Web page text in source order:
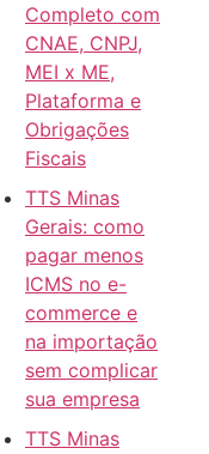
Completo com
CNAE, CNPJ,
MEI x ME,
Plataforma e
Obrigações
Fiscais
TTS Minas
Gerais: como
pagar menos
ICMS no e-
commerce e
na importação
sem complicar
sua empresa
TTS Minas